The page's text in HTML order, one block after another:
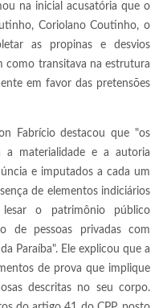
na inicial acusatória que o
Coriolano Coutinho, o
as propinas e desvios
como transitava na estrutura
em favor das pretensões
Fabrício destacou que "os
a materialidade e a autoria
e imputados a cada um
de elementos indiciários
o patrimônio público
de pessoas privadas com
Paraíba". Ele explicou que a
de prova que implique
descritas no seu corpo.